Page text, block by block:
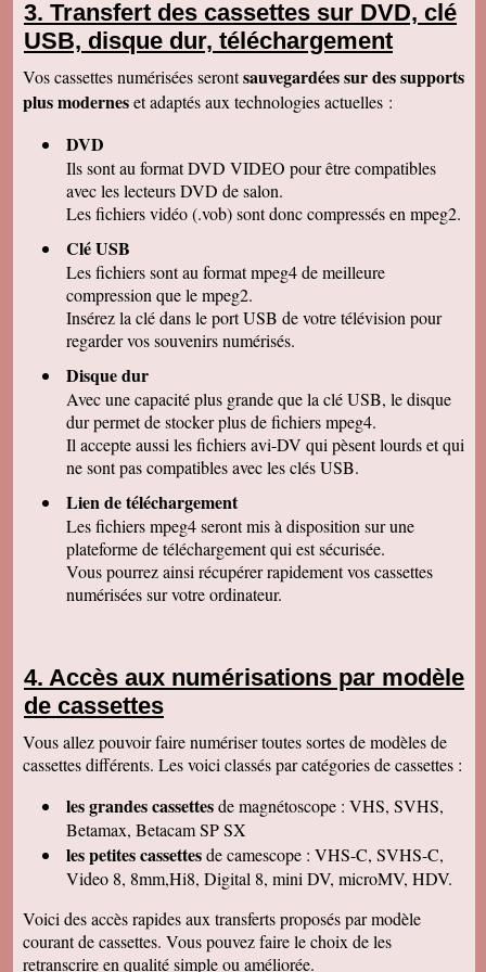
Christophe J
Nous avons bien reçu le colis et nous vous
remercions de votre travail . Les vidéos sont de
bonne qualité. Cordialement
Marcel G
numerisées. c'est vraiment un beau résultat.
René DR
Nous avons testé : tout semble bon et la
récupération sur Final Cut Pro X fonctionne.
Margot P
Studio très compétent, efficace, sympathique et
arrangeant à prix bon marché, je recommande
vivement !
Christian R
NOUS VENONS DE VISIONNER NOS FILMS
ET TENONS A VOUS REMERCIER POUR
VOTRE :
-ACCUEIL
-QUALITE DE TRAVAIL
-PROFESSIONNALISME
François M
C'est avec grand plaisir que j'ai revécu mon
passage professionnel à Séville, grace à votre
duplication VHS/USB recue ce matin.
Permettez moi de vous féliciter pour la qualité
de votre travail. Je ne manquerai pas de parler
de vous. Bonne soirée.
par votre société, j'ai décidé de vous confier les
miennes. Après avoir reçu ma commande, j'ai
été de nouveau bluffée par la qualité des
parlerai de vous si l'occasion se présente.
Cordialement.
Merci beaucoup et félicitations pour le suivi de
vos clients. Je ne manquerai pas de vous
contacter pour vous donner des nouvelles.
Cordialement
Chantal S
beau souvenir de mes parents merci beaucoup
tres cordialement
Transfert des cassettes sur DVD, clé
USB, disque dur, téléchargement
Vos cassettes numérisées serontsauvegardées sur des supports
plus moderneset adaptés aux technologies actuelles :
DVD
Ils sont au format DVD VIDEO pour être compatibles
avec les lecteurs DVD de salon.
Les fichiers vidéo (.vob) sont donc compressés en mpeg2.
Clé USB
Les fichiers sont au format mpeg4 de meilleure
compression que le mpeg2.
Insérez la clé dans le port USB de votre télévision pour
regarder vos souvenirs numérisés.
Disque dur
Avec une capacité plus grande que la clé USB, le disque
dur permet de stocker plus de fichiers mpeg4.
Il accepte aussi les fichiers avi-DV qui pèsent lourds et qui
ne sont pas compatibles avec les clés USB.
Lien de téléchargement
Les fichiers mpeg4 seront mis à disposition sur une
plateforme de téléchargement qui est sécurisée.
Vous pourrez ainsi récupérer rapidement vos cassettes
numérisées sur votre ordinateur.
Accès aux numérisations par modèle
de cassettes
Vous allez pouvoir faire numériser toutes sortes de modèles de
cassettes différents. Les voici classés par catégories de cassettes :
les grandes cassettesde magnétoscope : VHS, SVHS,
Betamax, Betacam SP SX
les petites cassettesde camescope : VHS-C, SVHS-C,
Video 8, 8mm,Hi8, Digital 8, mini DV, microMV, HDV.
Voici des accès rapides aux transferts proposés par modèle
courant de cassettes. Vous pouvez faire le choix de les
retranscrire en qualité simple ou améliorée.